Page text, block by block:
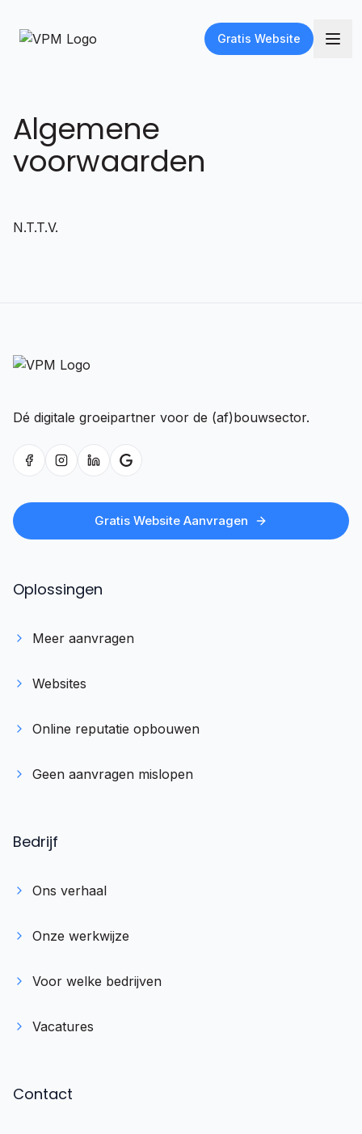
Gratis Website
Algemene
voorwaarden
N.T.T.V.
Dé digitale groeipartner voor de (af)bouwsector.
Gratis Website Aanvragen
Oplossingen
Meer aanvragen
Websites
Online reputatie opbouwen
Geen aanvragen mislopen
Bedrijf
Ons verhaal
Onze werkwijze
Voor welke bedrijven
Vacatures
Contact